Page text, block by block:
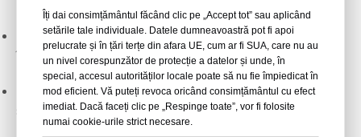
Îți dai consimțământul făcând clic pe „Accept tot” sau aplicând
setările tale individuale. Datele dumneavoastră pot fi apoi
prelucrate și în țări terțe din afara UE, cum ar fi SUA, care nu au
un nivel corespunzător de protecție a datelor și unde, în
special, accesul autorităților locale poate să nu fie împiedicat în
mod eficient. Vă puteți revoca oricând consimțământul cu efect
imediat. Dacă faceți clic pe „Respinge toate”, vor fi folosite
numai cookie-urile strict necesare.
condiții de mediu.
Rezistență remarcabilă la căldură:Menține performanța
în medii cu temperatură ridicată, aplicabilă diverselor
sisteme de alimentare.
Instalare și întreținere ușoară:Conceput pentru instalare
și întreținere convenabilă, reducând costurile
operaționale și timpul de nefuncționare.